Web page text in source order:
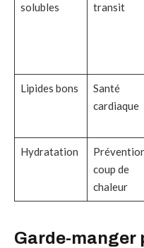
solubles transit
Lipides bons
Santé
cardiaque
Hydratation
coup de
chaleur
Garde-manger